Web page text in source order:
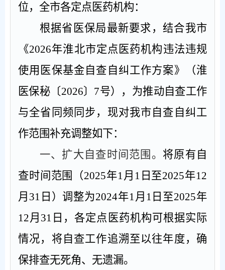
位，全市各定点医药机构：
根据省医保局最新要求，结合我市
《2026年淮北市定点医药机构违法违规
使用医保基金自查自纠工作方案》（淮
医保秘〔2026〕 7号），为推动自查工作
与全省同频同步，现对我市自查自纠工
作范围补充调整如下：
一、扩大自查时间范围。 将原有自
查时间范围（2025年1月 1 日至2025年12
月 31 日）调整为2024年1月 1 日至2025年
12月 31 日，各定点医药机构可根据实际
情况，将自查工作追溯至以往年度，确
保排查无死角、无遗漏。